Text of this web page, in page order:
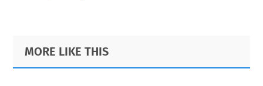
Primary
Sidebar
Footer
MORE LIKE THIS